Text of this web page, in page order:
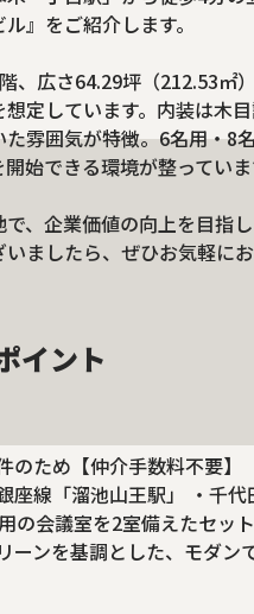
』をご紹介します。
、広さ64.29坪（212.53㎡
定しています。内装は木
雰囲気が特徴。6名用・8
始できる環境が整ってい
、企業価値の向上を目指
ましたら、ぜひお気軽に
イント
のため【仲介手数料不要】
座線「溜池山王駅」 ・千
の会議室を2室備えたセッ
ンを基調とした、モダン